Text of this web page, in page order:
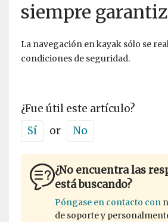
siempre
La navegación en kayak sólo se
condiciones de seguridad.
¿Fue útil este artículo?
Sí
or No
¿No encuentra las
está buscando?
Póngase en contacto con
de soporte y